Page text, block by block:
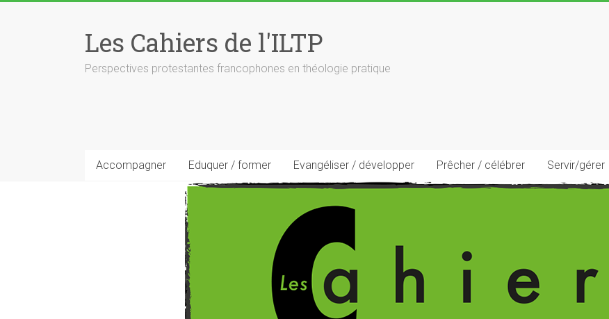
Les Cahiers de l'ILTP
Perspectives protestantes francophones en théologie pratique
Accompagner Eduquer / former Evangéliser / développer Prêcher / célébrer Servir/gérer